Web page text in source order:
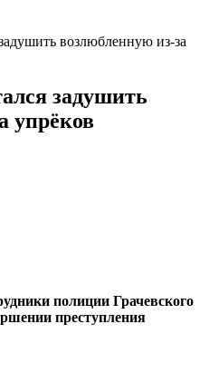
возлюбленную из-за
задушить
упрёков
полиции Грачевского
преступления